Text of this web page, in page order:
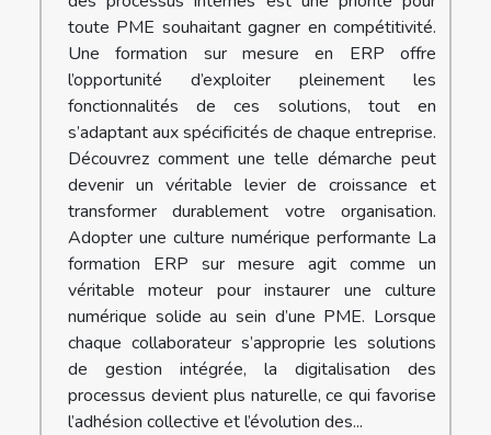
toute PME souhaitant gagner en compétitivité.
Une formation sur mesure en ERP offre
l’opportunité d’exploiter pleinement les
fonctionnalités de ces solutions, tout en
s’adaptant aux spécificités de chaque entreprise.
Découvrez comment une telle démarche peut
devenir un véritable levier de croissance et
transformer durablement votre organisation.
Adopter une culture numérique performante La
formation ERP sur mesure agit comme un
véritable moteur pour instaurer une culture
numérique solide au sein d’une PME. Lorsque
chaque collaborateur s’approprie les solutions
de gestion intégrée, la digitalisation des
processus devient plus naturelle, ce qui favorise
l’adhésion collective et l’évolution des...